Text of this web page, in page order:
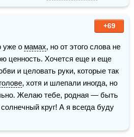
+69
уже о мамах, но от этого слова не
ценность. Хочется еще и еще
и целовать руки, которые так
голове, хотя и шлепали иногда, но
Желаю тебе, родная — быть
круг! А я всегда буду